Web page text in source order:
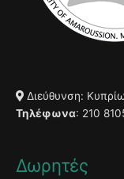
Διεύθυνση:
Τηλέφωνα: 210
Δωρητές